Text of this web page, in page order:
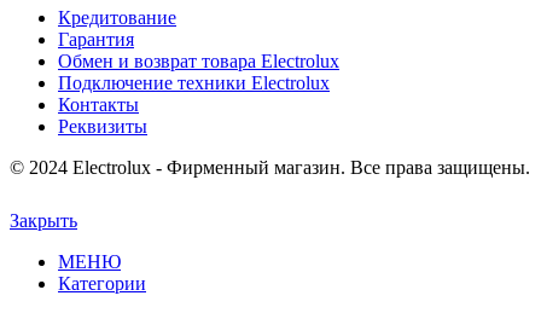
Кредитование
Гарантия
Обмен и возврат товара Electrolux
Подключение техники Electrolux
Контакты
Реквизиты
© 2024 Electrolux - Фирменный магазин. Все права защищены.
Закрыть
МЕНЮ
Категории